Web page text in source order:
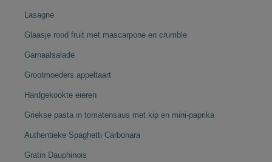
Lasagne
Glaasje rood fruit met mascarpone en crumble
Garnaalsalade
Grootmoeders appeltaart
Hardgekookte eieren
Griekse pasta in tomatensaus met kip en mini-paprika
Authentieke Spaghetti Carbonara
Gratin Dauphinois